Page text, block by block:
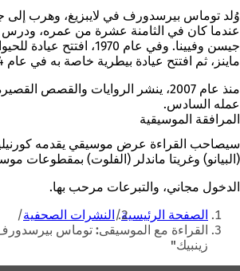
وُلد توماس بيرسدورف في لايبزيغ، وهرب إلى
عندما كان في الثامنة عشرة من عمره،
جيسن وفيينا. وفي عام 1970،
ماينز، ثم افتتح عيادة بيطرية خاصة به في عام 1984.
منذ عام 2007، ينشر الروايات والقصص
عمله السادس.
المرافقة الموسيقية
سيصاحب القراءة عرض موسيقي يقدمه
(البيانو) وغريتا ماندلر (الفلوت) بمقطوعات
الدخول مجاني، والتبرعات مرحب بها.
أنت
هنا
الصفحة الرئيسية
النشرات الصحفية
القراءة مع الموسيقى: توماس
زينبيك"